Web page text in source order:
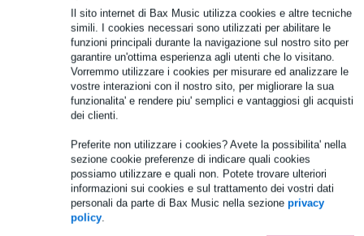
Il sito internet di Bax Music utilizza cookies e altre tecniche
simili. I cookies necessari sono utilizzati per abilitare le
funzioni principali durante la navigazione sul nostro sito per
garantire un'ottima esperienza agli utenti che lo visitano.
Vorremmo utilizzare i cookies per misurare ed analizzare le
vostre interazioni con il nostro sito, per migliorare la sua
funzionalita' e rendere piu' semplici e vantaggiosi gli acquisti
dei clienti.
Preferite non utilizzare i cookies? Avete la possibilita' nella
sezione cookie preferenze di indicare quali cookies
possiamo utilizzare e quali non. Potete trovare ulteriori
informazioni sui cookies e sul trattamento dei vostri dati
personali da parte di Bax Music nella sezione privacy
policy.
Informazioni sul prodotto
mobile: custodia impermeabile
colore: bianco (RAL 9016)
materiale dell'alloggiamento: plastica
Accessori (7)